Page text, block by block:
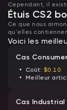
Cependant, il
Étuis CS2
Ce que nous
qu'elles
Voici les
Cas Consumer
Coût: $0.10
Meilleur
Cas Industrial